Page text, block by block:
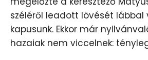
széléről leadott lövését lábbal
kapusunk. Ekkor már
hazaiak nem viccelnek: